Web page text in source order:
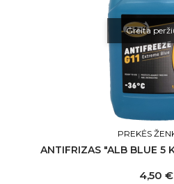
Greita
PREKĖS
ANTIFRIZAS "ALB BLUE 5
Kaina
4,50 €